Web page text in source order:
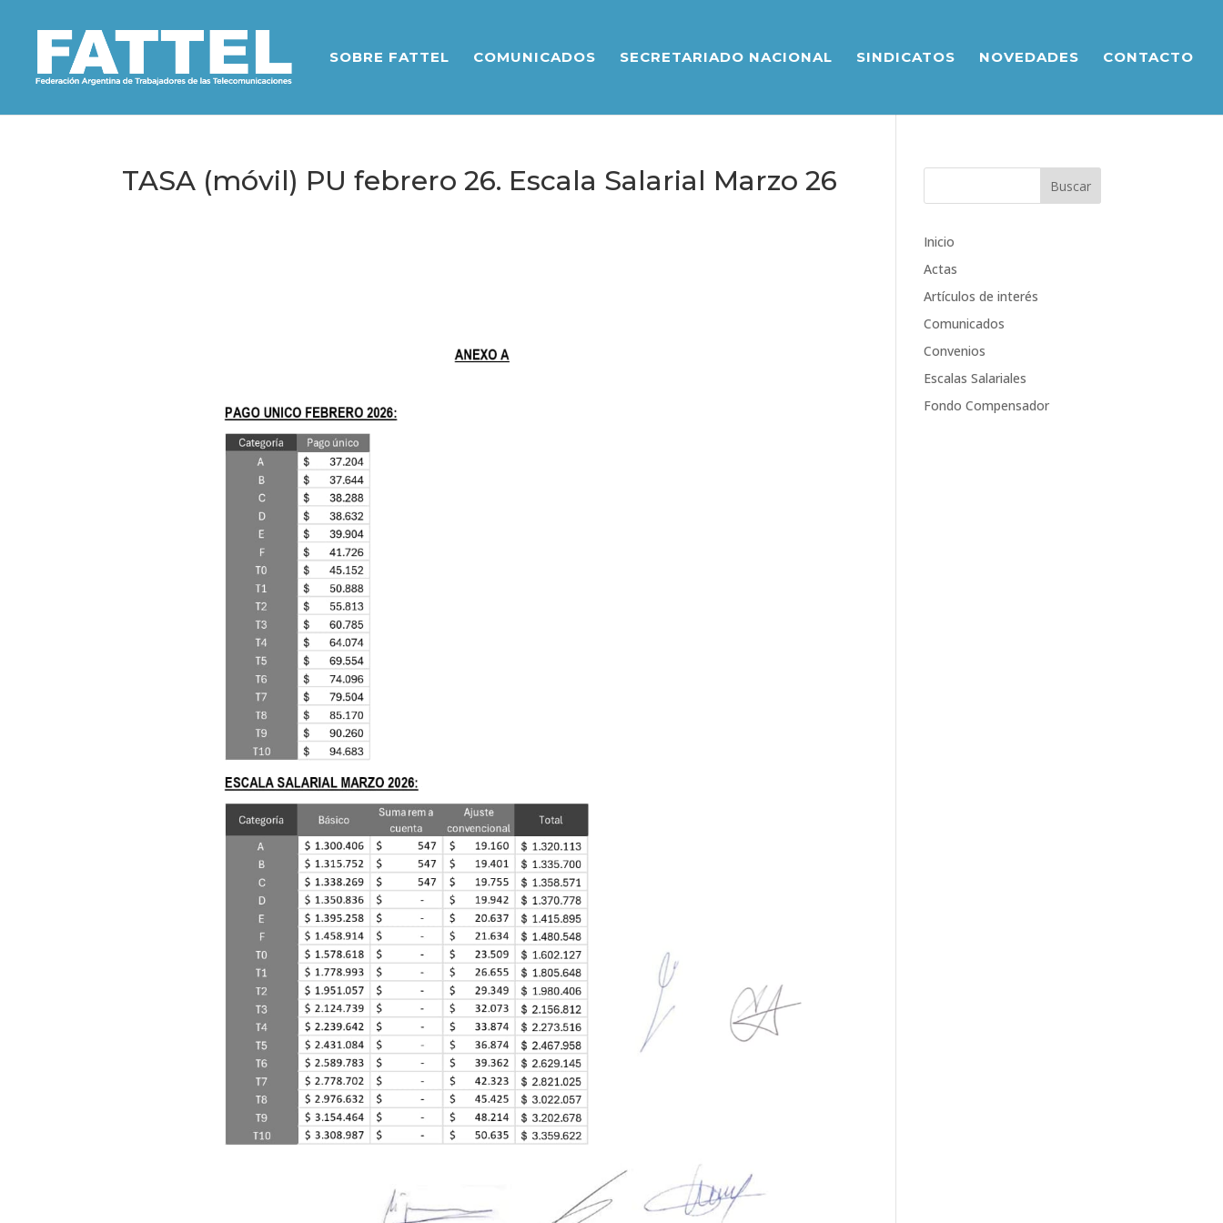
SOBRE FATTEL COMUNICADOS SECRETARIADO NACIONAL SINDICATOS NOVEDADES CONTACTO
TASA (móvil) PU febrero 26. Escala Salarial Marzo 26
Inicio
Actas
Artículos de interés
Comunicados
Convenios
Escalas Salariales
Fondo Compensador